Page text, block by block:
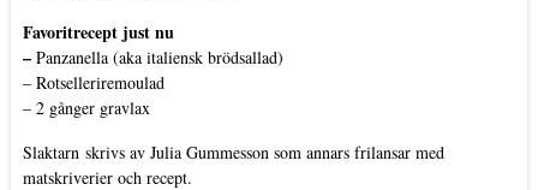
Favoritrecept just nu
– Panzanella (aka italiensk brödsallad)
– Rotselleriremoulad
– 2 gånger gravlax
Slaktarn skrivs av Julia Gummesson som annars frilansar med
matskriverier och recept.